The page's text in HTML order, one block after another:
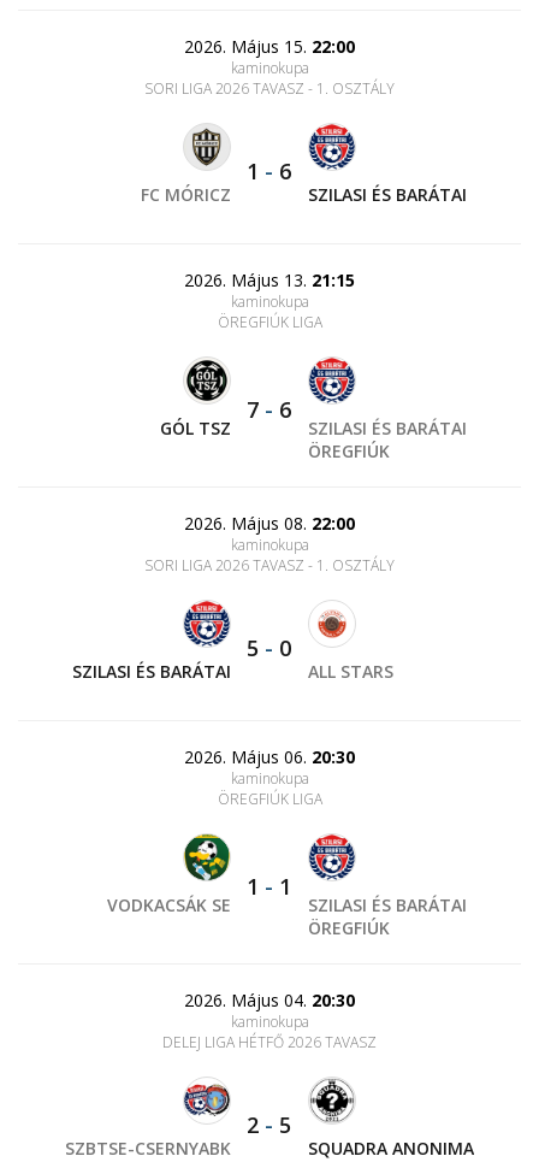
2026. Május 15. 22:00
kaminokupa
SORI LIGA 2026 TAVASZ - 1. OSZTÁLY
FC MÓRICZ
1 - 6
SZILASI ÉS BARÁTAI
2026. Május 13. 21:15
kaminokupa
ÖREGFIÚK LIGA
GÓL TSZ
7 - 6
SZILASI ÉS BARÁTAI
ÖREGFIÚK
2026. Május 08. 22:00
kaminokupa
SORI LIGA 2026 TAVASZ - 1. OSZTÁLY
SZILASI ÉS BARÁTAI
5 - 0
ALL STARS
2026. Május 06. 20:30
kaminokupa
ÖREGFIÚK LIGA
VODKACSÁK SE
1 - 1
SZILASI ÉS BARÁTAI
ÖREGFIÚK
2026. Május 04. 20:30
kaminokupa
DELEJ LIGA HÉTFŐ 2026 TAVASZ
SZBTSE-CSERNYABK
2 - 5
SQUADRA ANONIMA